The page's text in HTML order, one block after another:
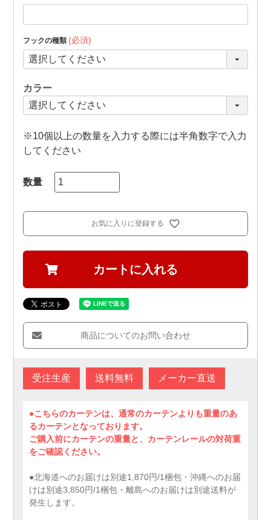
フックの種類 (必須)
カラー
※10個以上の数量を入力する際には半角数字で入力
してください
お気に入りに登録する
カートに入れる
商品についてのお問い合わせ
受注生産 送料無料 メーカー直送
●こちらのカーテンは、通常のカーテンよりも重量のあ
るカーテンとなっております。
ご購入前にカーテンの重量と、カーテンレールの対荷重
をご確認ください。
●北海道へのお届けは別途1,870円/1梱包・沖縄へのお届
けは別途3,850円/1梱包・離島へのお届けは別途送料が
発生します。